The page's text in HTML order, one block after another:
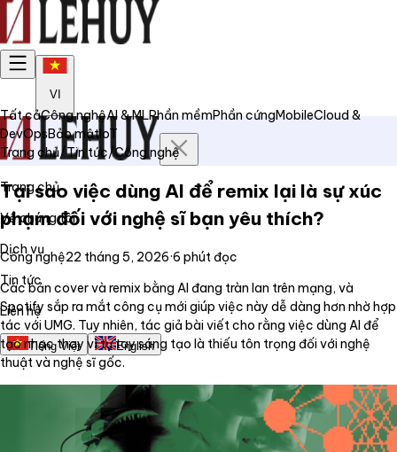
VI
Trang chủ
Về chúng tôi
Dịch vụ
Tin tức
Liên hệ
Tiếng Việt English
Tất cảCông nghệAI & MLPhần mềmPhần cứngMobileCloud &
DevOpsBảo mậtIoT
Trang chủ/Tin tức/Công nghệ
Tại sao việc dùng AI để remix lại là sự xúc
phạm đối với nghệ sĩ bạn yêu thích?
Công nghệ22 tháng 5, 2026·6 phút đọc
Các bản cover và remix bằng AI đang tràn lan trên mạng, và
Spotify sắp ra mắt công cụ mới giúp việc này dễ dàng hơn nhờ hợp
tác với UMG. Tuy nhiên, tác giả bài viết cho rằng việc dùng AI để
tạo nhạc thay vì tự tay sáng tạo là thiếu tôn trọng đối với nghệ
thuật và nghệ sĩ gốc.